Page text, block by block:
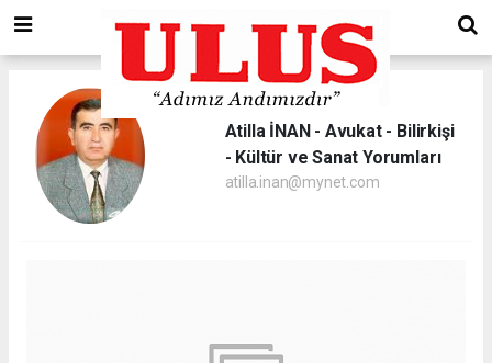
Atilla İNAN - Avukat - Bilirkişi
- Kültür ve Sanat Yorumları
atilla.inan@mynet.com